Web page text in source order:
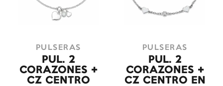
PULSERAS
PUL. 2
CORAZONES +
CZ CENTRO
PULSERAS
PUL. 2
CORAZONES +
CZ CENTRO EN